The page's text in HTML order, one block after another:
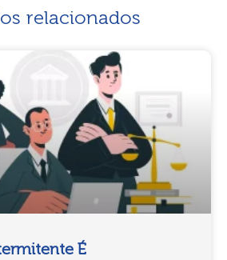
relacionados
É